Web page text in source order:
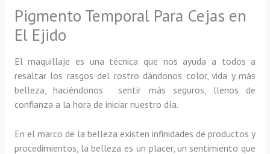
Pigmento Temporal Para Cejas en
El Ejido
El maquillaje es una técnica que nos ayuda a todos a
resaltar los rasgos del rostro dándonos color, vida y más
belleza, haciéndonos sentir más seguros, llenos de
confianza a la hora de iniciar nuestro día.
En el marco de la belleza existen infinidades de productos y
procedimientos, la belleza es un placer, un sentimiento que